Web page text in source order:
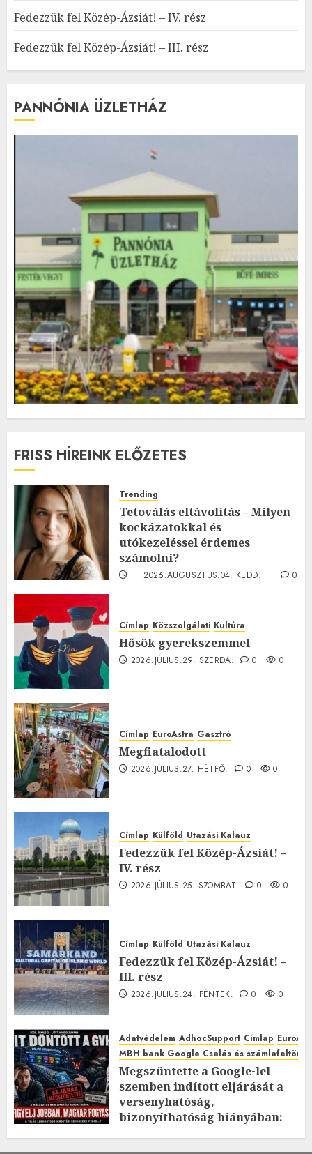
Fedezzük fel Közép-Ázsiát! – IV. rész
Fedezzük fel Közép-Ázsiát! – III. rész
PANNÓNIA ÜZLETHÁZ
FRISS HÍREINK ELŐZETES
Trending
Tetoválás eltávolítás – Milyen
kockázatokkal és
utókezeléssel érdemes
számolni?
2026.AUGUSZTUS.04. KEDD.
0
Címlap Közszolgálati Kultúra
Hősök gyerekszemmel
2026.JÚLIUS.29. SZERDA. 0 0
Címlap EuroAstra Gasztró
Megfiatalodott
2026.JÚLIUS.27. HÉTFŐ. 0 0
Címlap Külföld Utazási Kalauz
Fedezzük fel Közép-Ázsiát! –
IV. rész
2026.JÚLIUS.25. SZOMBAT. 0 0
Címlap Külföld Utazási Kalauz
Fedezzük fel Közép-Ázsiát! –
III. rész
2026.JÚLIUS.24. PÉNTEK. 0 0
Adatvédelem AdhocSupport Címlap
MBH bank Google Csalás és
Megszüntette a Google-lel
szemben indított eljárását a
versenyhatóság,
bizonyíthatóság hiányában:
2026.JÚLIUS.23. CSÜTÖRTÖK. 0